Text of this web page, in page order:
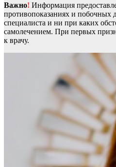
Важно! Информация
противопоказаниях и побочных
специалиста и ни при каких
самолечением. При первых
к врачу.